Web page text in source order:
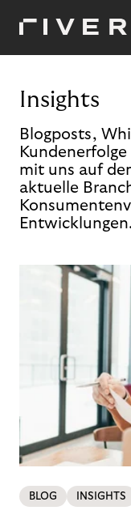
Insights
Blogposts,
mit uns auf
aktuelle
Entwicklungen.
BLOG INSIGHTS